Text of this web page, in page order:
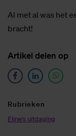
Al met al was het
bracht!
Ar­ti­kel de­len op
Ru­brie­ken
Eline's uitdaging